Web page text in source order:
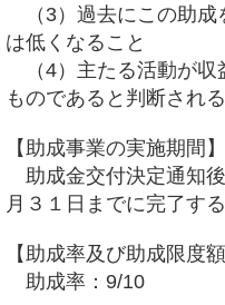
（3）過去にこの助成
は低くなること
（4）主たる活動が収
ものであると判断され
【助成事業の実施期間】
助成金交付決定通知
月３１日までに完了する
【助成率及び助成限度額
助成率：9/10 助